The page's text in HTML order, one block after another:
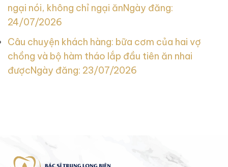
ngại nói, không chỉ ngại ănNgày đăng:
24/07/2026
Câu chuyện khách hàng: bữa cơm của hai vợ
chồng và bộ hàm tháo lắp đầu tiên ăn nhai
đượcNgày đăng: 23/07/2026